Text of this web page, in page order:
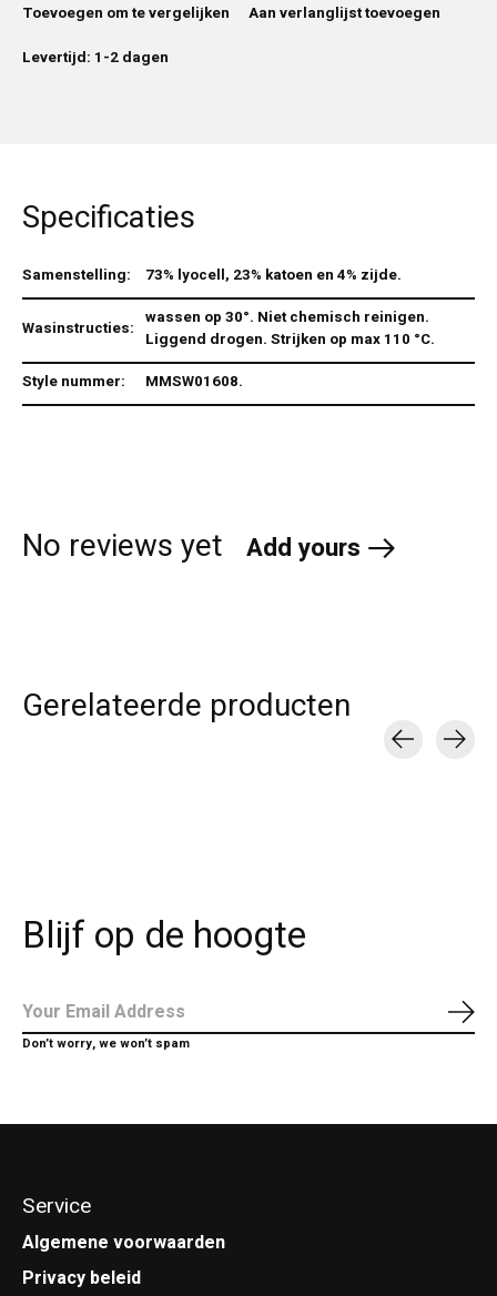
Toevoegen om te vergelijken
Aan verlanglijst toevoegen
Levertijd: 1-2 dagen
Specificaties
Samenstelling: 73% lyocell, 23% katoen en 4% zijde.
Wasinstructies: wassen op 30°. Niet chemisch reinigen.
Liggend drogen. Strijken op max 110 °C.
Style nummer:
MMSW01608.
No reviews yet Add yours
Gerelateerde producten
Blijf op de hoogte
Don’t worry, we won’t spam
Service
Algemene voorwaarden
Privacy beleid